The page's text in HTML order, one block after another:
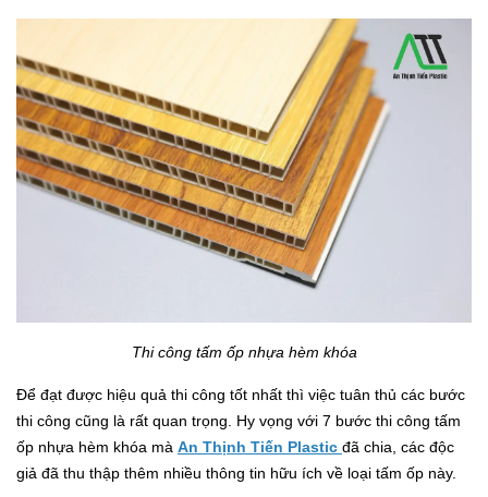
Thi công tấm ốp nhựa hèm khóa
Để đạt được hiệu quả thi công tốt nhất thì việc tuân thủ các bước
thi công cũng là rất quan trọng. Hy vọng với 7 bước thi công tấm
ốp nhựa hèm khóa mà An Thịnh Tiến Plastic đã chia, các độc
giả đã thu thập thêm nhiều thông tin hữu ích về loại tấm ốp này.